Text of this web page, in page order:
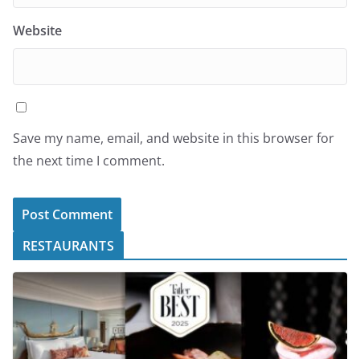
Website
Save my name, email, and website in this browser for
the next time I comment.
RESTAURANTS